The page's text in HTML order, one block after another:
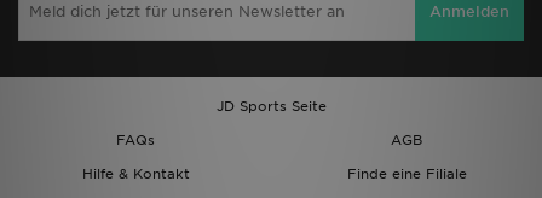
Anmelden
JD Sports Seite
FAQs
AGB
Hilfe & Kontakt
Finde eine Filiale